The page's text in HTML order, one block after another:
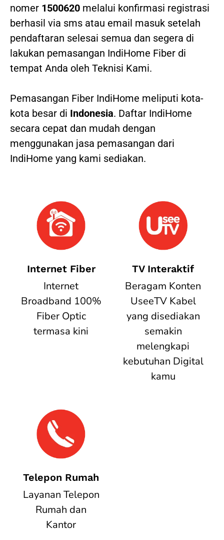
nomer 1500620 melalui konfirmasi registrasi
berhasil via sms atau email masuk setelah
pendaftaran selesai semua dan segera di
lakukan pemasangan IndiHome Fiber di
tempat Anda oleh Teknisi Kami.
Pemasangan Fiber IndiHome meliputi kota-
kota besar di Indonesia. Daftar IndiHome
secara cepat dan mudah dengan
menggunakan jasa pemasangan dari
IndiHome yang kami sediakan.
Internet Fiber
Internet
Broadband 100%
Fiber Optic
termasa kini
TV Interaktif
Beragam Konten
UseeTV Kabel
yang disediakan
semakin
melengkapi
kebutuhan Digital
kamu
Telepon Rumah
Layanan Telepon
Rumah dan
Kantor